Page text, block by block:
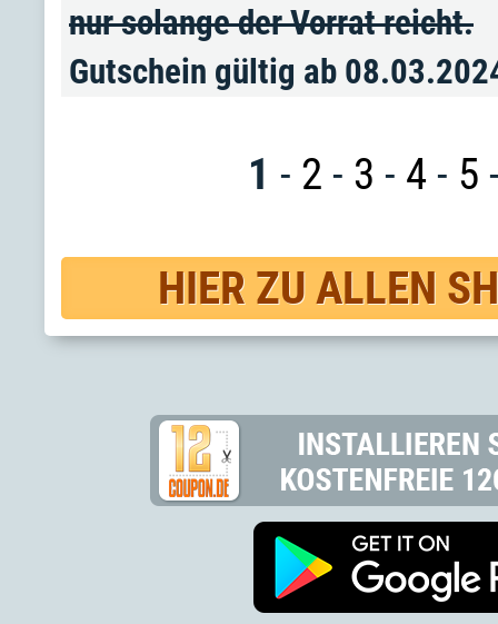
nur solange der Vorrat reicht.
Gutschein gültig ab
1 - 2 - 3 - 4 - 5
HIER ZU ALLEN